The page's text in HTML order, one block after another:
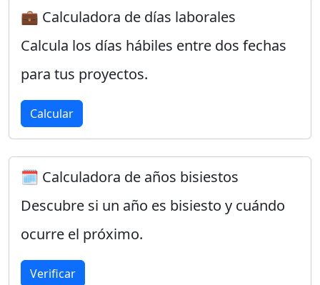
💼 Calculadora de días laborales
Calcula los días hábiles entre dos fechas
para tus proyectos.
Calcular
🗓️ Calculadora de años bisiestos
Descubre si un año es bisiesto y cuándo
ocurre el próximo.
Verificar